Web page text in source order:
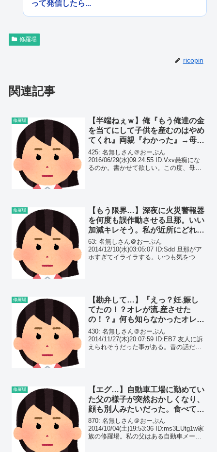
って発信したら...
修羅場
ricopin
関連記事
修羅場
【半端ねぇｗ】俺『もう俺達の金
を当てにして子供を産むのはやめ
てくれ』両親『わかった』→母
『10人目を妊.娠したよ～』
425: 名無しさん＠おーぷん
2016/06/29(水)09:24:55 ID:Vxv愚痴にな
るのか。書かせて欲しい。この度、母親
修羅場
【もう限界…】深夜に火災警報器
を何度も誤作動させる旦那。いい
加減キレそう。私が近所にどれだ
け謝ってることか…
63: 名無しさん＠おーぷん
2014/12/10(水)03:05:07 ID:Sdd 旦那がア
ホすぎてイライラする。いつも気をつけ
修羅場
【勘弁して…】『えっ？妊.娠し
てたの！？オレが流.産させた
の！？』何も知らなかったオレに
対し、友人は怒り狂い、『訴えて
やる！』と…
430: 名無しさん＠おーぷん
2014/11/27(木)20:07:59 ID:EB7 友人に訴
えられそうだった事がある。昔の話だ
修羅場
【エグ…】自動車工場に勤めてい
た父の様子が突然おかしくなり、
顔も別人みたいだった。食べても
戻し、夜中に暴れ出す日々が続
き…
870: 名無しさん＠おーぷん
2014/10/04(土)19:53:36 ID:ms3EUtg1w家
族の修羅場。私の父はある自動車メーカ